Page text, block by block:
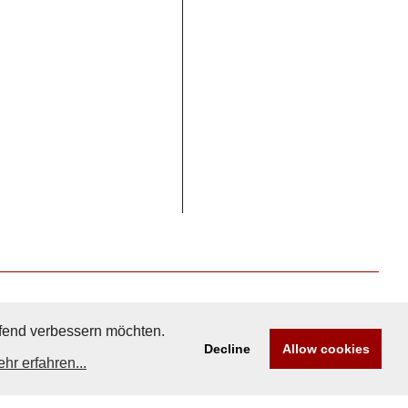
verbessern möchten.
erfahren...
Decline Allow cookies